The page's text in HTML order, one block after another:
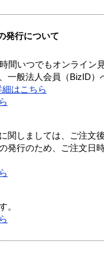
発行について
間いつでもオンライン
般法人会員（BizID）
はこちら
関しましては、ご注文
発行のため、ご注文日
。